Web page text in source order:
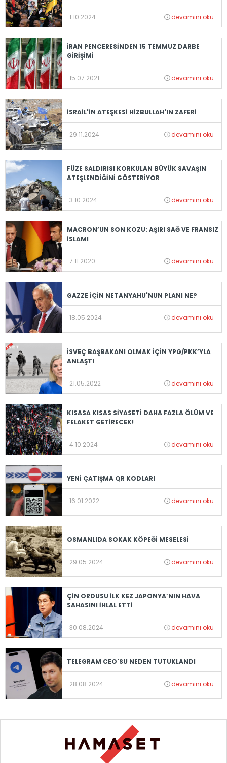
1.10.2024 devamını oku
İRAN PENCERESİNDEN 15 TEMMUZ DARBE
GİRİŞİMİ
15.07.2021 devamını oku
İSRAİL'İN ATEŞKESİ HİZBULLAH'IN ZAFERİ
29.11.2024 devamını oku
FÜZE SALDIRISI KORKULAN BÜYÜK SAVAŞIN
ATEŞLENDİĞİNİ GÖSTERİYOR
3.10.2024 devamını oku
MACRON’UN SON KOZU: AŞIRI SAĞ VE FRANSIZ
İSLAMI
7.11.2020 devamını oku
GAZZE İÇİN NETANYAHU'NUN PLANI NE?
18.05.2024 devamını oku
İSVEÇ BAŞBAKANI OLMAK İÇİN YPG/PKK’YLA
ANLAŞTI
21.05.2022 devamını oku
KISASA KISAS SİYASETİ DAHA FAZLA ÖLÜM VE
FELAKET GETİRECEK!
4.10.2024 devamını oku
YENİ ÇATIŞMA QR KODLARI
16.01.2022 devamını oku
OSMANLIDA SOKAK KÖPEĞİ MESELESİ
29.05.2024 devamını oku
ÇİN ORDUSU İLK KEZ JAPONYA’NIN HAVA
SAHASINI İHLAL ETTİ
30.08.2024 devamını oku
TELEGRAM CEO'SU NEDEN TUTUKLANDI
28.08.2024 devamını oku